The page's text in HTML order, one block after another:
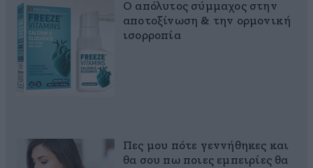
Ο απόλυτος σύμμαχος στην
αποτοξίνωση & την ορμονική
ισορροπία
Πες μου πότε γεννήθηκες και
θα σου πω ποιες εμπειρίες θα